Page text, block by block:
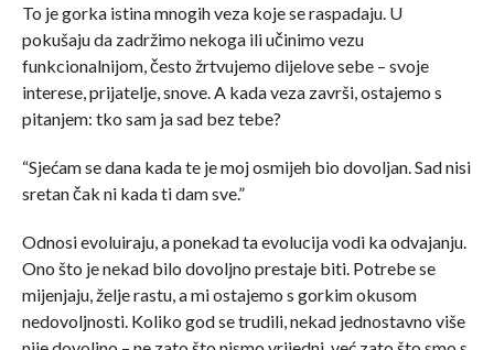
To je gorka istina mnogih veza koje se raspadaju. U
pokušaju da zadržimo nekoga ili učinimo vezu
funkcionalnijom, često žrtvujemo dijelove sebe – svoje
interese, prijatelje, snove. A kada veza završi, ostajemo s
pitanjem: tko sam ja sad bez tebe?
“Sjećam se dana kada te je moj osmijeh bio dovoljan. Sad nisi
sretan čak ni kada ti dam sve.”
Odnosi evoluiraju, a ponekad ta evolucija vodi ka odvajanju.
Ono što je nekad bilo dovoljno prestaje biti. Potrebe se
mijenjaju, želje rastu, a mi ostajemo s gorkim okusom
nedovoljnosti. Koliko god se trudili, nekad jednostavno više